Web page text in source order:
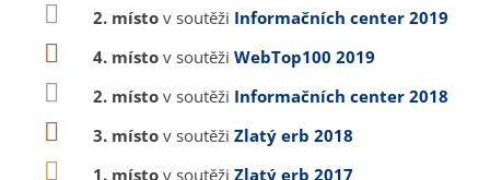
2. místo v soutěži Informačních center 2019
4. místo v soutěži WebTop100 2019
2. místo v soutěži Informačních center 2018
3. místo v soutěži Zlatý erb 2018
1. místo v soutěži Zlatý erb 2017